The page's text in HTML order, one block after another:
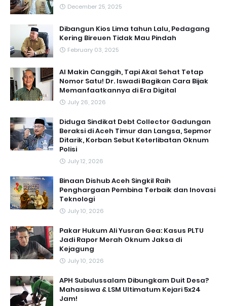
December 25, 2025
Dibangun Kios Lima tahun Lalu, Pedagang
Kering Bireuen Tidak Mau Pindah
February 03, 2025
AI Makin Canggih, Tapi Akal Sehat Tetap
Nomor Satu! Dr. Iswadi Bagikan Cara Bijak
Memanfaatkannya di Era Digital
July 26, 2026
Diduga Sindikat Debt Collector Gadungan
Beraksi di Aceh Timur dan Langsa, Sepmor
Ditarik, Korban Sebut Keterlibatan Oknum
Polisi
July 12, 2026
Binaan Dishub Aceh Singkil Raih
Penghargaan Pembina Terbaik dan Inovasi
Teknologi
July 10, 2026
Pakar Hukum Ali Yusran Gea: Kasus PLTU
Jadi Rapor Merah Oknum Jaksa di
Kejagung
July 10, 2026
APH Subulussalam Dibungkam Duit Desa?
Mahasiswa & LSM Ultimatum Kejari 5x24
Jam!